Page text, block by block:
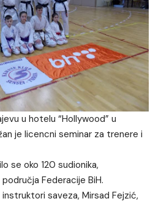
u hotelu “Hollywood” u
je licencni seminar za trenere i
se oko 120 sudionika,
Federacije BiH.
saveza, Mirsad Fejzić,